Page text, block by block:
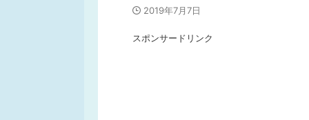
2019年7月7日
スポンサードリンク